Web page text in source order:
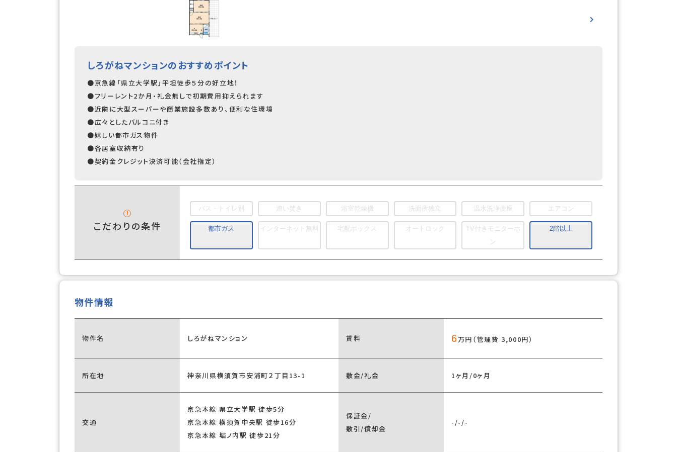
しろがねマンションのおすすめポイント
●京急線「県立大学駅」平坦徒歩５分の好立地！
●フリーレント2か月・礼金無しで初期費用抑えられます
●近隣に大型スーパーや商業施設多数あり、便利な住環境
●広々としたバルコニ付き
●嬉しい都市ガス物件
●各居室収納有り
●契約金クレジット決済可能（会社指定）
こだわりの条件
バス・トイレ別 追い焚き 浴室乾燥機 洗面所独立 温水洗浄便座 エアコン
都市ガス インターネット無料 宅配ボックス オートロック
TV付きモニターホ
ン
2階以上
物件情報
物件名 しろがねマンション 賃料 6万円（管理費 3,000円）
所在地 神奈川県横須賀市安浦町２丁目13-1 敷金/礼金 1ヶ月/0ヶ月
交通
京急本線 県立大学駅 徒歩5分
京急本線 横須賀中央駅 徒歩16分
京急本線 堀ノ内駅 徒歩21分
保証金/
敷引/償却金
-/-/-